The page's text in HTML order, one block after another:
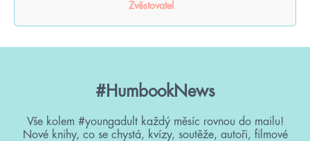
Zvěstovatel
#HumbookNews
Vše kolem #youngadult každý měsíc rovnou do mailu!
Nové knihy, co se chystá, kvízy, soutěže, autoři, filmové